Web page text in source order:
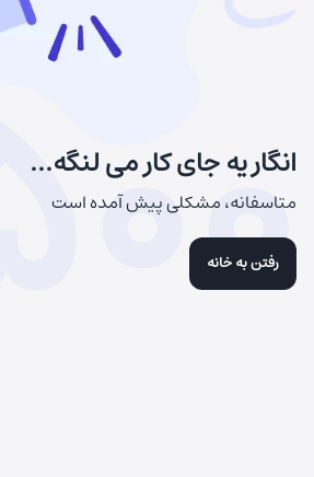
انگار یه جای کار می لنگه...
متاسفانه، مشکلی پیش آمده است
رفتن به خانه
500